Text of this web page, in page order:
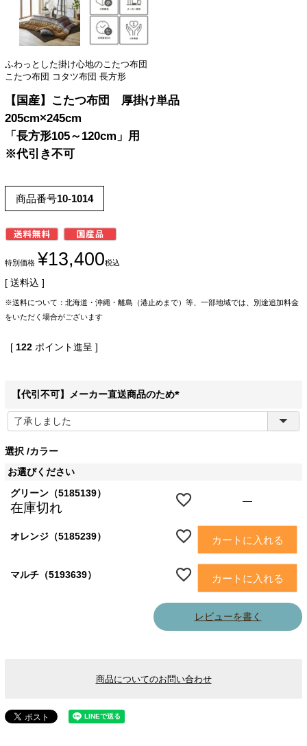
ふわっとした掛け心地のこたつ布団
こたつ布団 コタツ布団 長方形
【国産】こたつ布団 厚掛け単品
205cm×245cm
「長方形105～120cm」用
※代引き不可
商品番号10-1014
特別価格 ¥13,400税込
送料込
※送料について：北海道・沖縄・離島（港止めまで）等、一部地域では、別途追加料金
をいただく場合がございます
[ 122 ポイント進呈 ]
【代引不可】メーカー直送商品のため
(
選択
カラー
お選びください
グリーン（5185139）
在庫切れ
—
オレンジ（5185239） カートに入れる
マルチ（5193639） カートに入れる
レビューを書く
商品についてのお問い合わせ